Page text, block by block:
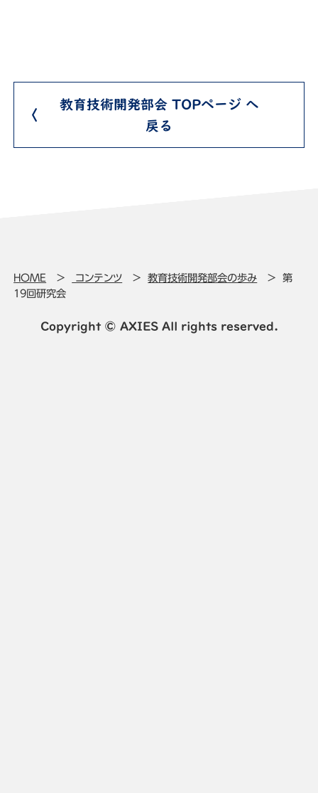
教育技術開発部会 TOPページ へ
戻る
HOME コンテンツ 教育技術開発部会の歩み
第
19回研究会
Copyright © AXIES All rights reserved.